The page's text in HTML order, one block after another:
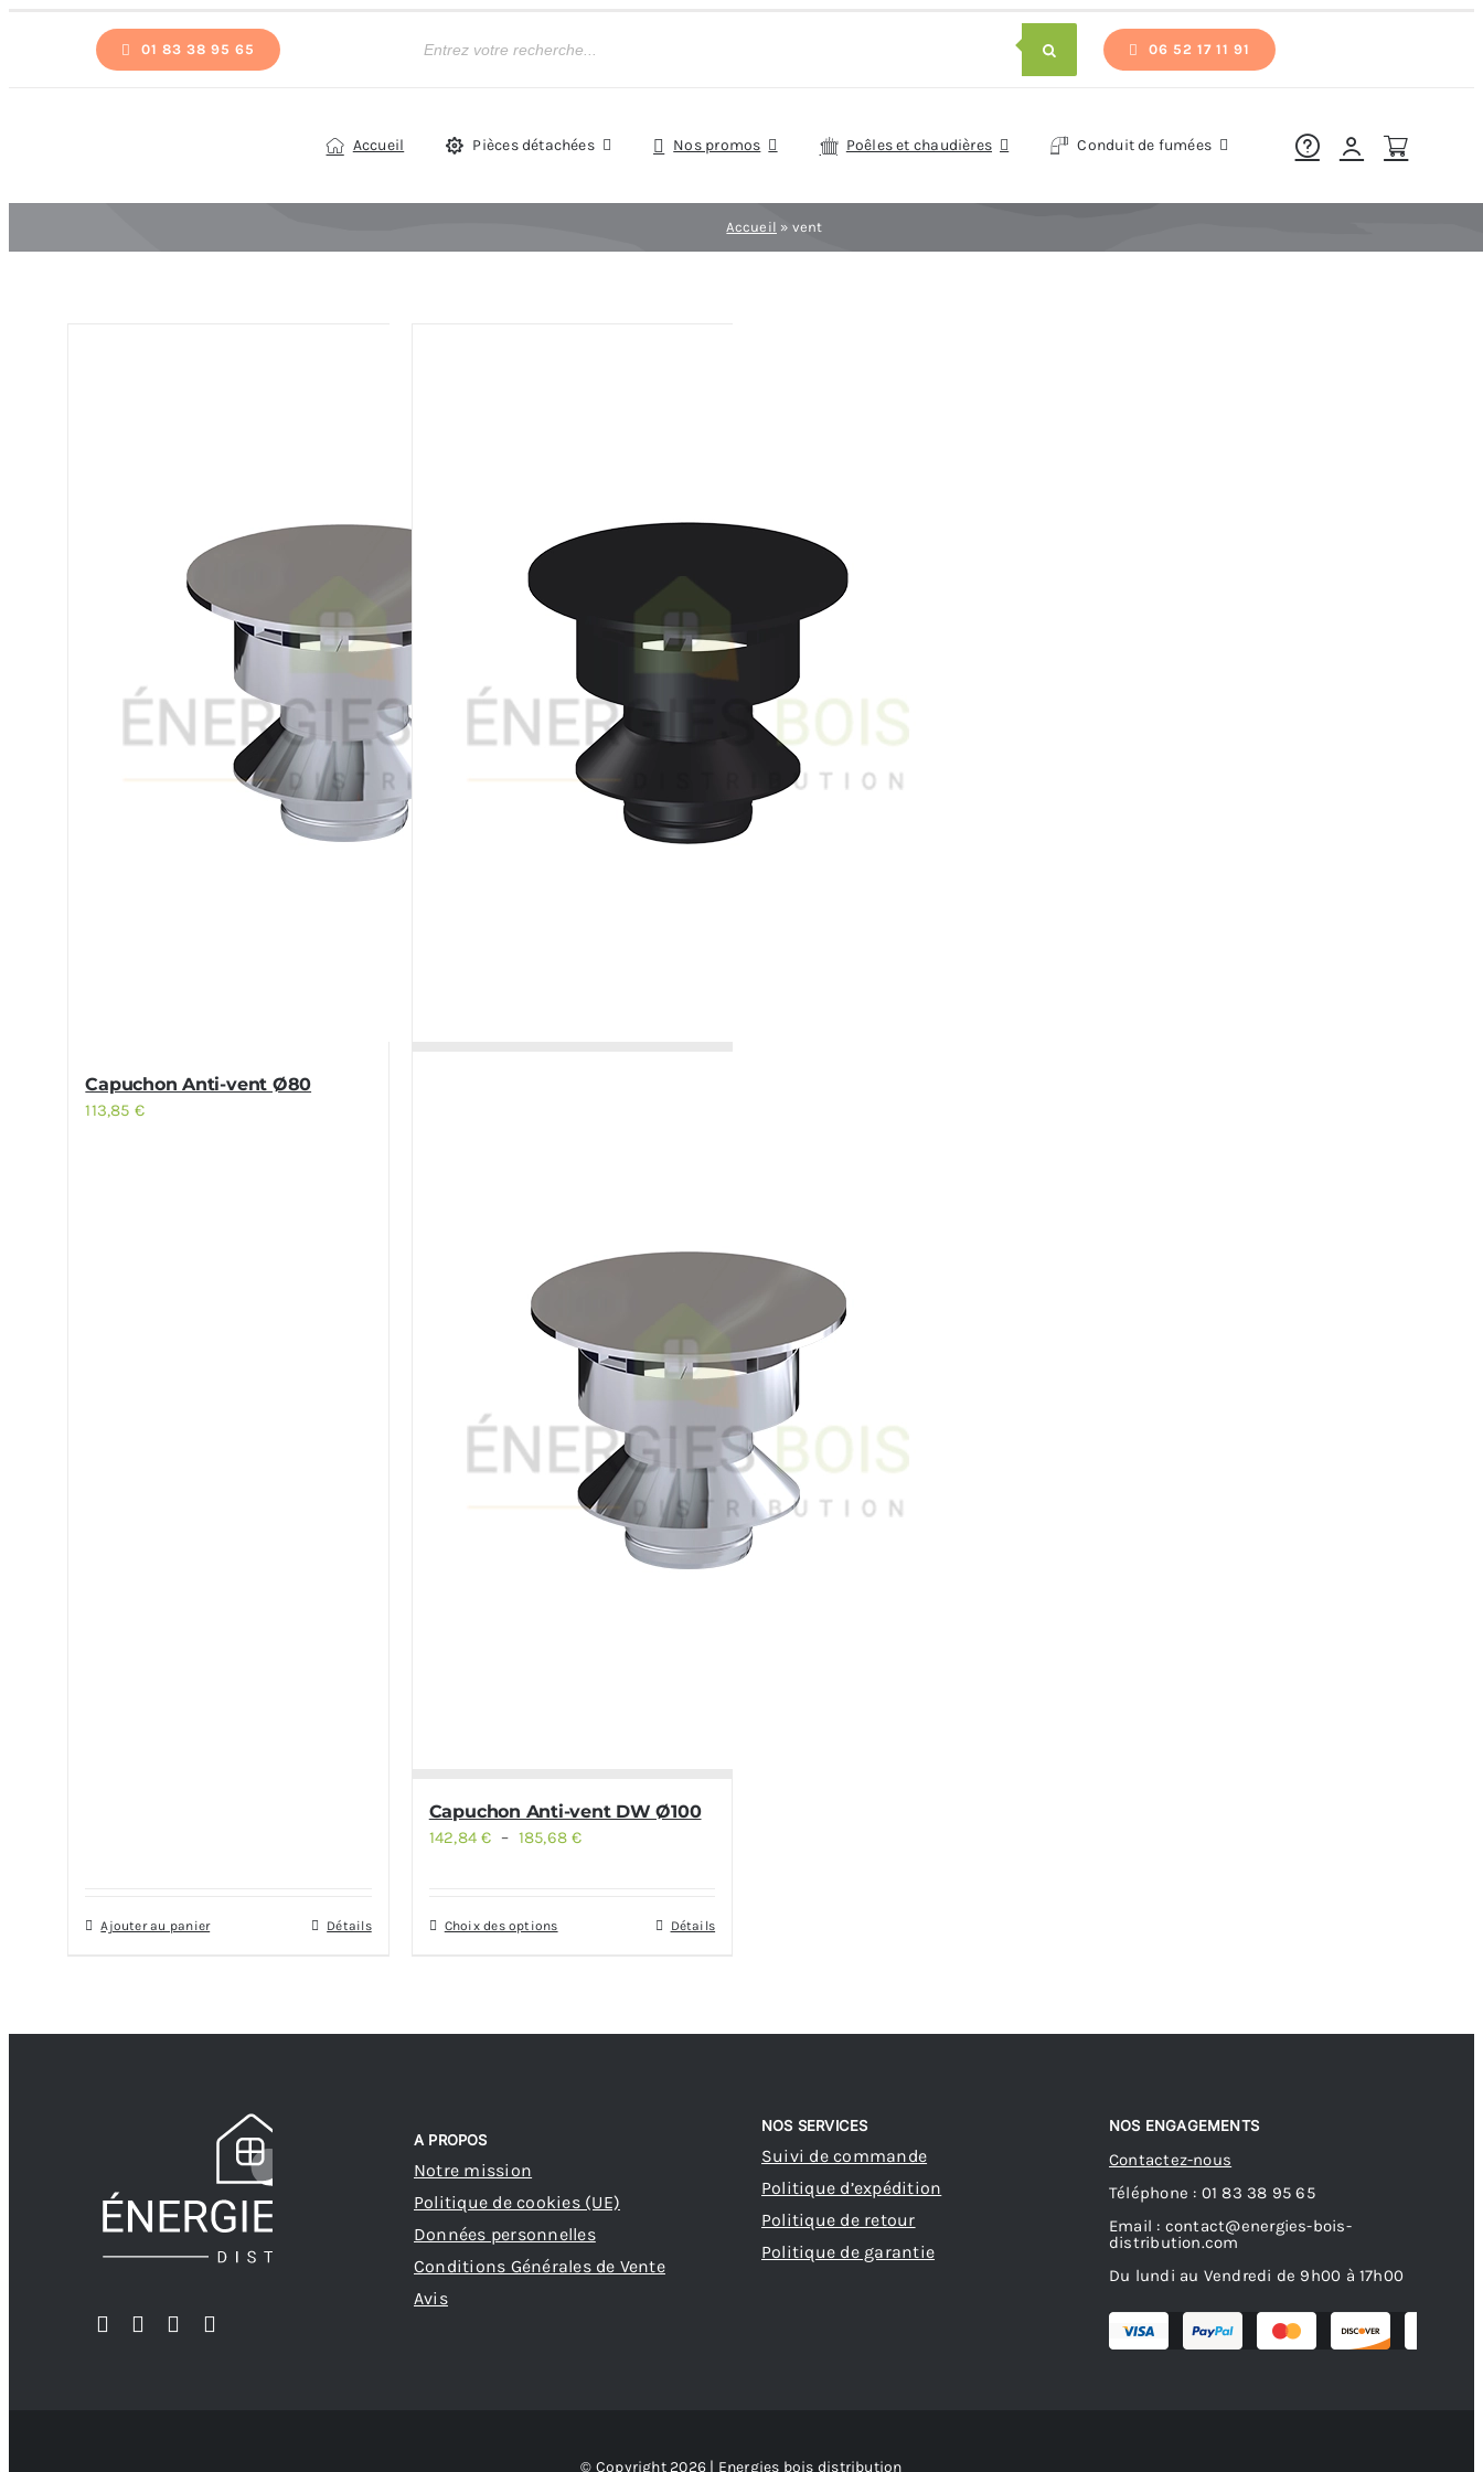
01 83 38 95 65
de
06 52 17 11 91
Accueil Pièces détachées Nos promos Poêles et chaudières Conduit de fumées
Accueil » vent
Capuchon Anti-vent Ø80
113,85 €
Ajouter au panier Détails
Capuchon Anti-vent DW Ø100
142,84€ – 185,68€
Choix des options
Ce
peuvent
être
choisies
sur
la
page
Détails
A PROPOS
Notre mission
Politique de cookies (UE)
Données personnelles
Conditions Générales de Vente
Avis
NOS SERVICES
Suivi de commande
Politique d’expédition
Politique de retour
Politique de garantie
NOS ENGAGEMENTS
Contactez-nous
Téléphone : 01 83 38 95 65
Email : contact@energies-bois-
distribution.com
Du lundi au Vendredi de 9h00 à 17h00
© Copyright 2026 | Energies bois distribution